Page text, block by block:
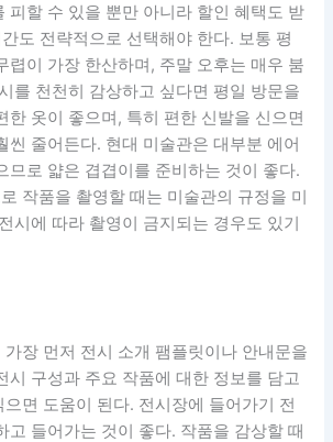
피할 수 있을 뿐만 아니라 할인 혜택도 받
도 전략적으로 선택해야 한다. 보통 평
렵이 가장 한산하며, 주말 오후는 매우 붐
를 천천히 감상하고 싶다면 평일 방문을
한 옷이 좋으며, 특히 편한 신발을 신으면
씬 줄어든다. 현대 미술관은 대부분 에어
므로 얇은 겹겹이를 준비하는 것이 좋다.
작품을 촬영할 때는 미술관의 규정을 미
시에 따라 촬영이 금지되는 경우도 있기
장 먼저 전시 소개 팸플릿이나 안내문을
시 구성과 주요 작품에 대한 정보를 담고
면 도움이 된다. 전시장에 들어가기 전
고 들어가는 것이 좋다. 작품을 감상할 때